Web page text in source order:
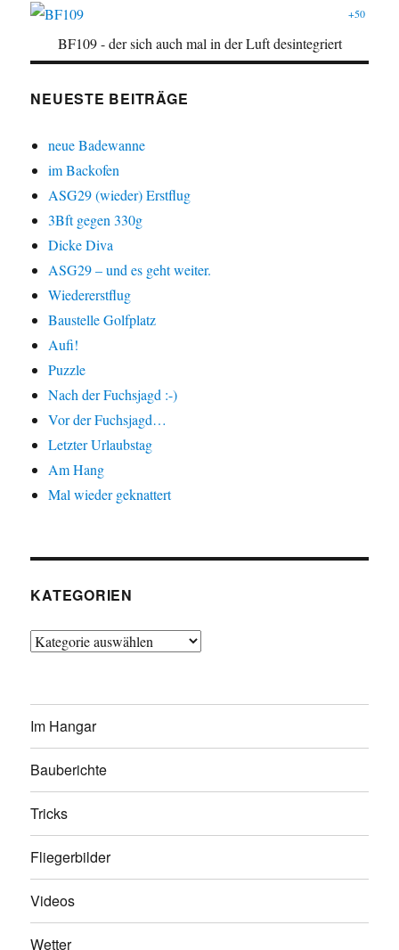
+50
BF109 - der sich auch mal in der Luft desintegriert
NEUESTE BEITRÄGE
neue Badewanne
im Backofen
ASG29 (wieder) Erstflug
3Bft gegen 330g
Dicke Diva
ASG29 – und es geht weiter.
Wiedererstflug
Baustelle Golfplatz
Aufi!
Puzzle
Nach der Fuchsjagd :-)
Vor der Fuchsjagd…
Letzter Urlaubstag
Am Hang
Mal wieder geknattert
KATEGORIEN
Kategorien
Im Hangar
Bauberichte
Tricks
Fliegerbilder
Videos
Wetter